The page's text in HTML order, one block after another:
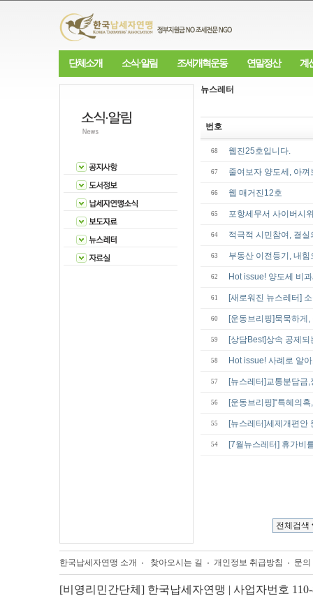
단체소개 소식·알림 조세개혁운동 연말정산 계
뉴스레터
번호
68 웹진25호입니다.
67 줄여보자 양도세, 아껴
66 웹 매거진12호
65 포항세무서 사이버시
64 적극적 시민참여, 결
63 부동산 이전등기, 내힘
62 Hot issue! 양도세 비
61 [새로워진 뉴스레터]
60 [운동브리핑]묵묵하
59 [상담Best]상속 공제
58 Hot issue! 사례로 알
57 [뉴스레터]교통분담금
56 [운동브리핑]“특혜의
55 [뉴스레터]세제개편안
54 [7월뉴스레터] 휴가비
한국납세자연맹 소개 찾아오시는 길 개인정보 취급방침 문
[비영리민간단체] 한국납세자연맹 | 사업자번호